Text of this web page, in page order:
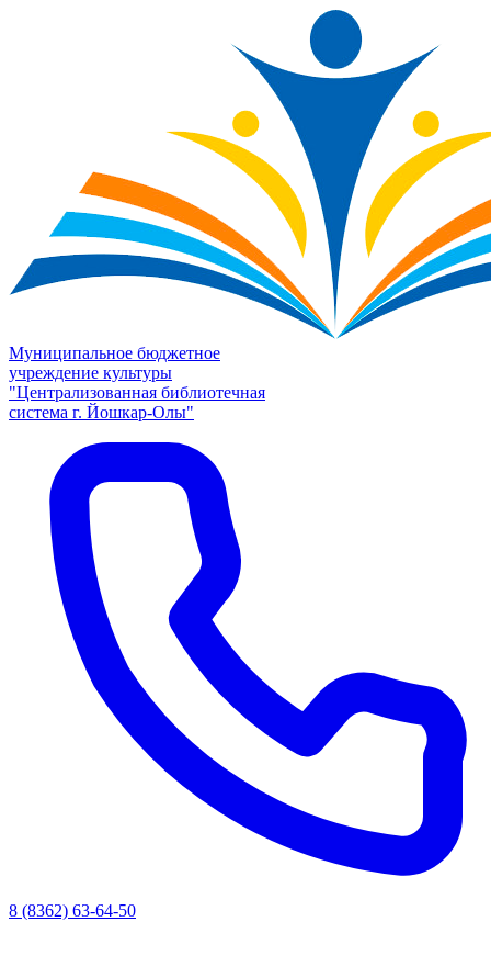
Муниципальное бюджетное
учреждение культуры
"Централизованная библиотечная
система г. Йошкар-Олы"
8 (8362) 63-64-50